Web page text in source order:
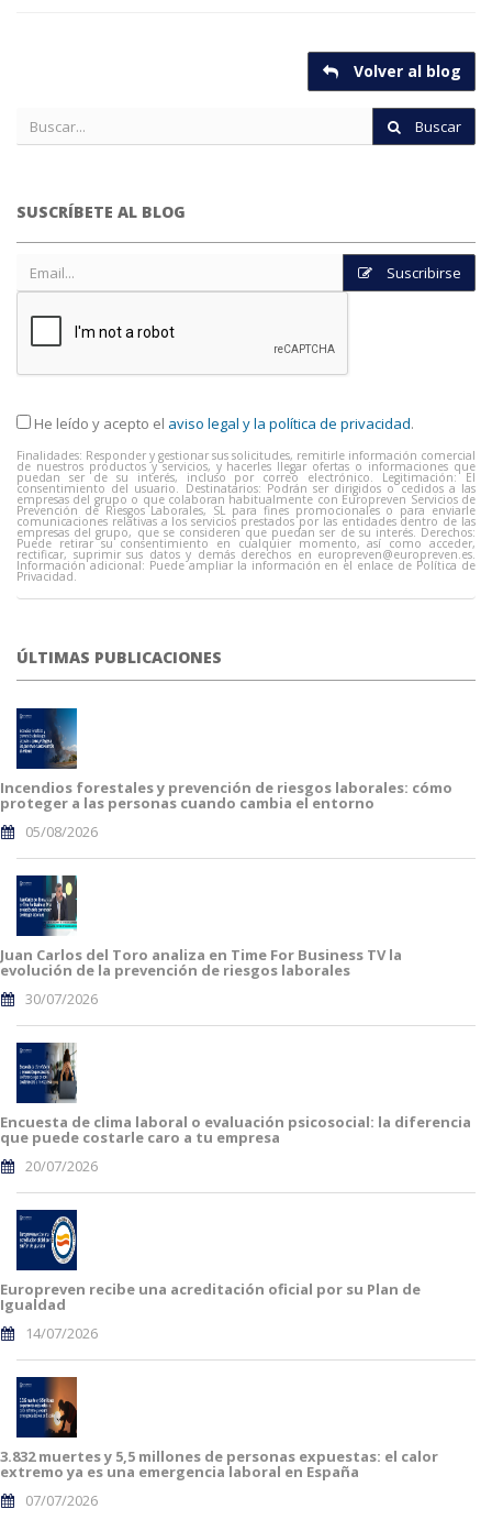
Volver al blog
Buscar
SUSCRÍBETE AL BLOG
Suscribirse
He leído y acepto el aviso legal y la política de privacidad.
Finalidades: Responder y gestionar sus solicitudes, remitirle información comercial
de nuestros productos y servicios, y hacerles llegar ofertas o informaciones que
puedan ser de su interés, incluso por correo electrónico. Legitimación: El
consentimiento del usuario. Destinatarios: Podrán ser dirigidos o cedidos a las
empresas del grupo o que colaboran habitualmente con Europreven Servicios de
Prevención de Riesgos Laborales, SL para fines promocionales o para enviarle
comunicaciones relativas a los servicios prestados por las entidades dentro de las
empresas del grupo, que se consideren que puedan ser de su interés. Derechos:
Puede retirar su consentimiento en cualquier momento, así como acceder,
rectificar, suprimir sus datos y demás derechos en europreven@europreven.es.
Información adicional: Puede ampliar la información en el enlace de Política de
Privacidad.
ÚLTIMAS PUBLICACIONES
Incendios forestales y prevención de riesgos laborales: cómo
proteger a las personas cuando cambia el entorno
05/08/2026
Juan Carlos del Toro analiza en Time For Business TV la
evolución de la prevención de riesgos laborales
30/07/2026
Encuesta de clima laboral o evaluación psicosocial: la diferencia
que puede costarle caro a tu empresa
20/07/2026
Europreven recibe una acreditación oficial por su Plan de
Igualdad
14/07/2026
3.832 muertes y 5,5 millones de personas expuestas: el calor
extremo ya es una emergencia laboral en España
07/07/2026